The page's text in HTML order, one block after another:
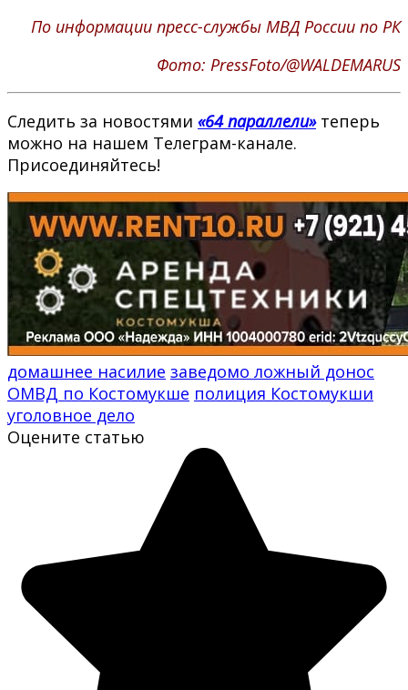
По информации пресс-службы МВД России по РК
Фото: PressFoto/@WALDEMARUS
Следить за новостями «64 параллели»теперь
можно на нашем Телеграм-канале.
Присоединяйтесь!
домашнее насилие заведомо ложный донос
ОМВД по Костомукше полиция Костомукши
уголовное дело
Оцените статью